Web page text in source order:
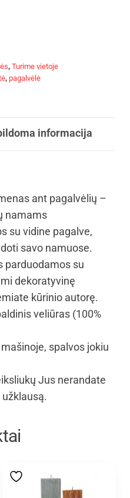
, Turime vietoje
, pagalvėlė
informacija
ant pagalvėlių –
namams
su vidine pagalve,
savo namuose.
parduodamos su
dekoratyvinę
kūrinio autorę.
veliūras (100%
spalvos jokiu
Jus nerandate